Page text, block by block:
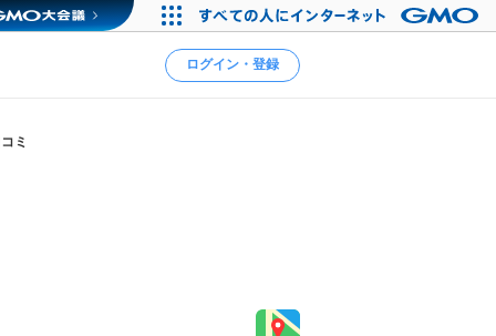
ログイン・登録
ミ